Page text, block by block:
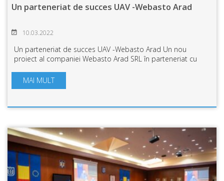
Un parteneriat de succes UAV -Webasto Arad
10.03.2022
Un parteneriat de succes UAV -Webasto Arad Un nou
proiect al companiei Webasto Arad SRL în parteneriat cu
colaborare între mediul universitar și ce...
MAI MULT